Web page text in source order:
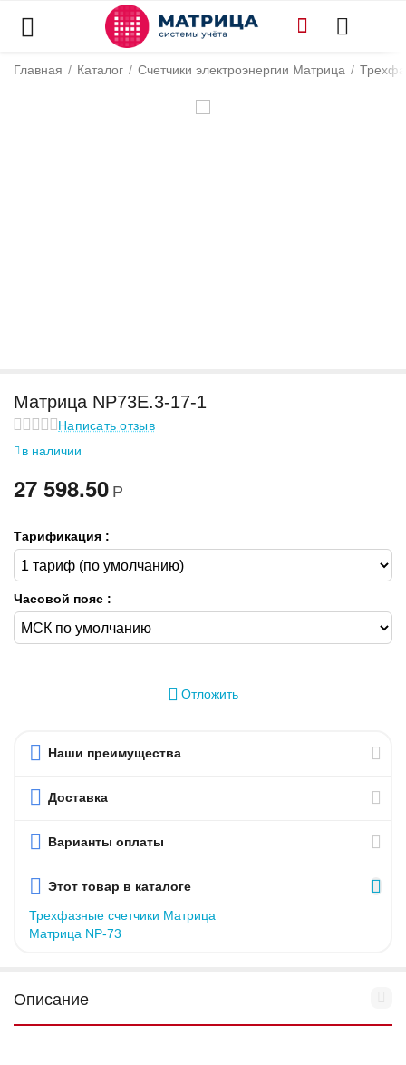
Главная / Каталог / Счетчики электроэнергии Матрица /
Матрица NP73E.3-17-1
Написать отзыв
в наличии
27 598.50 Р
Тарификация :
Часовой пояс :
Отложить
Наши преимущества
Доставка
Варианты оплаты
Этот товар в каталоге
Трехфазные счетчики Матрица
Матрица NP-73
Описание